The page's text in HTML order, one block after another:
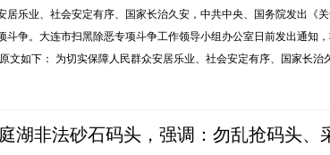
居乐业、社会安定有序、国家长治久安，中共中央、国务院发出《
斗争。大连市扫黑除恶专项斗争工作领导小组办公室日前发出通知
文如下： 为切实保障人民群众安居乐业、社会安定有序、国家长
湖非法砂石码头，强调：勿乱抢码头